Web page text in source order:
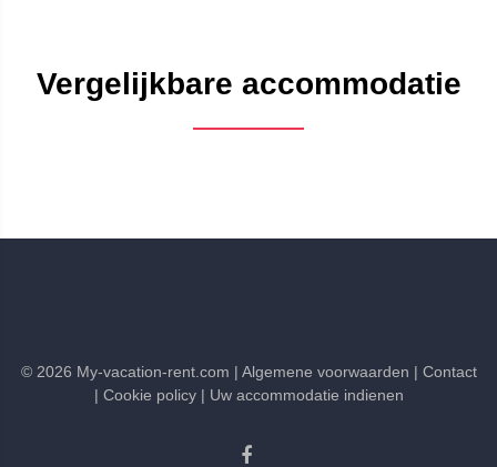
Vergelijkbare accommodatie
© 2026 My-vacation-rent.com | Algemene voorwaarden | Contact
| Cookie policy | Uw accommodatie indienen